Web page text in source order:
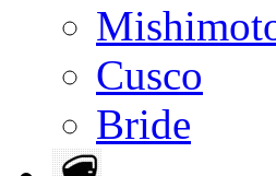
Cusco
Bride